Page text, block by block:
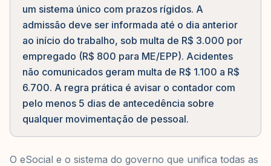
um sistema único com prazos rígidos. A
admissão deve ser informada até o dia anterior
ao início do trabalho, sob multa de R$ 3.000 por
empregado (R$ 800 para ME/EPP). Acidentes
não comunicados geram multa de R$ 1.100 a R$
6.700. A regra prática é avisar o contador com
pelo menos 5 dias de antecedência sobre
qualquer movimentação de pessoal.
O eSocial e o sistema do governo que unifica todas as